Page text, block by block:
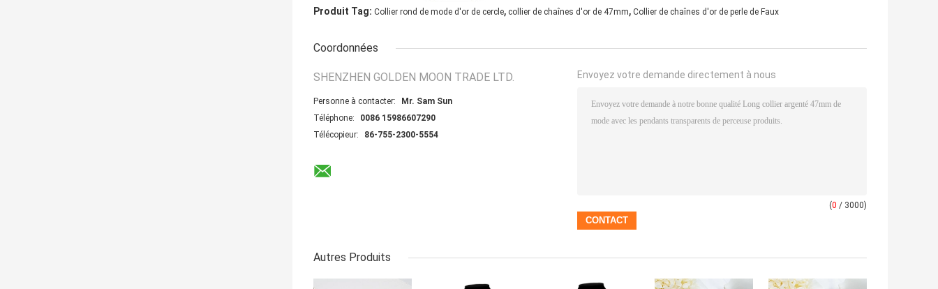
Produit Tag: Collier rond de mode d'or de cercle, collier de chaînes d'or de 47mm, Collier de chaînes d'or de perle de Faux
Coordonnées
SHENZHEN GOLDEN MOON TRADE LTD.
Personne à contacter:
Mr. Sam Sun
Téléphone:
0086 15986607290
Télécopieur:
86-755-2300-5554
Envoyez votre demande directement à nous
(0 / 3000)
Autres Produits